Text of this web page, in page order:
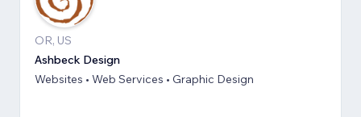
OR, US
Ashbeck Design
Websites • Web Services • Graphic Design